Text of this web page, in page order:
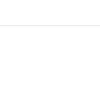
(INE).